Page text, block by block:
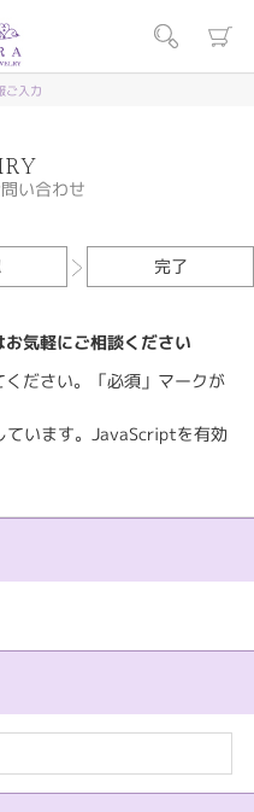
ご入力
い合わせ
完了
気軽にご相談ください
ださい。「必須」マークが
います。JavaScriptを有効